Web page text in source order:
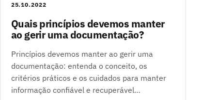
25.10.2022
Quais princípios devemos manter
ao gerir uma documentação?
Princípios devemos manter ao gerir uma
documentação: entenda o conceito, os
critérios práticos e os cuidados para manter
informação confiável e recuperável…